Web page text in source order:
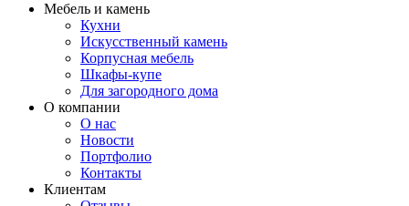
Мебель и камень
Кухни
Искусственный камень
Корпусная мебель
Шкафы-купе
Для загородного дома
О компании
О нас
Новости
Портфолио
Контакты
Клиентам